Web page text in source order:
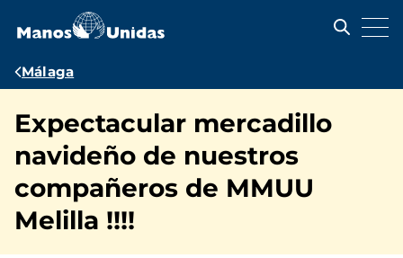
contenido
Ruta
navegación
Málaga
Expectacular mercadillo
navideño de nuestros
compañeros de MMUU
Melilla !!!!